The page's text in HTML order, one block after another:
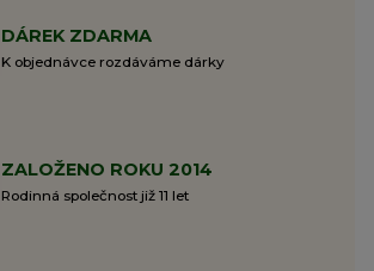
DÁREK ZDARMA
K objednávce rozdáváme dárky
ZALOŽENO ROKU 2014
Rodinná společnost již 11 let